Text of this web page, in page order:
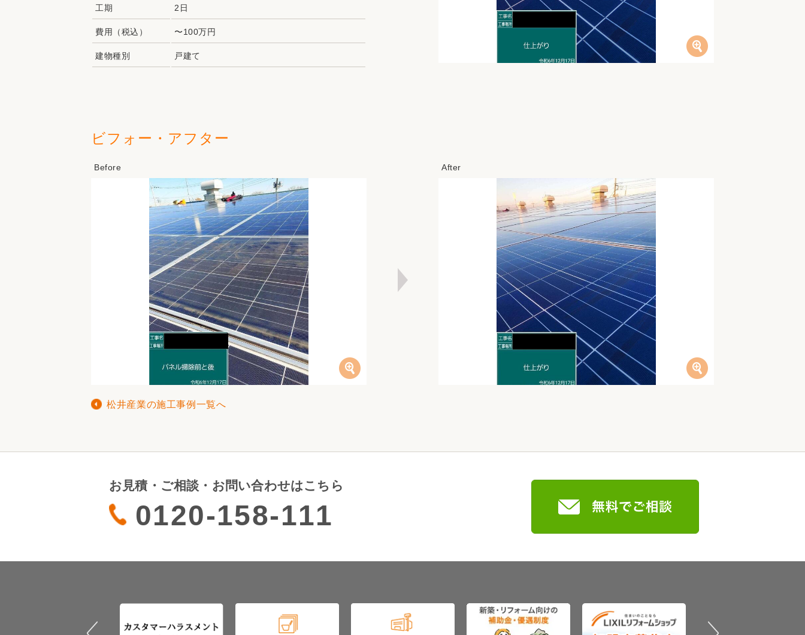
工期 2日
費用（税込） 〜100万円
建物種別 戸建て
ビフォー・アフター
松井産業の施工事例一覧へ
お見積・ご相談・お問い合わせはこちら
0120-158-111